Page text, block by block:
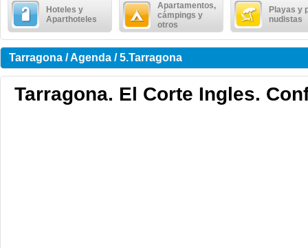
Hoteles y
Aparthoteles
Apartamentos,
cámpings y
otros
Playas y
nudistas
Tarragona / Agenda / 5.Tarragona
Tarragona. El Corte Ingles.